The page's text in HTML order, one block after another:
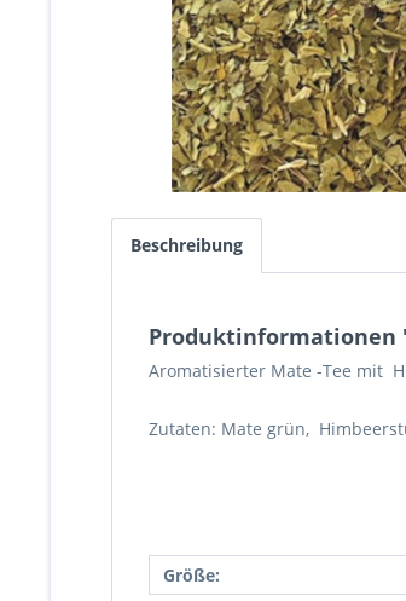
Beschreibung
Produktinformationen
Aromatisierter Mate -Tee mit
Zutaten: Mate grün,
Größe: